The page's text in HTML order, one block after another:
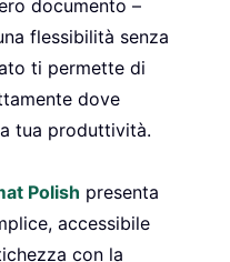
documento –
flessibilità senza
ti permette di
dove
tua produttività.
Polish presenta
accessibile
con la